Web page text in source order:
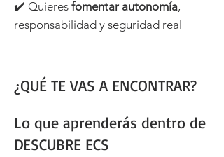
✔️ Quieres fomentar autonomía,
responsabilidad y seguridad real
¿QUÉ TE VAS A ENCONTRAR?
Lo que aprenderás dentro de
DESCUBRE ECS